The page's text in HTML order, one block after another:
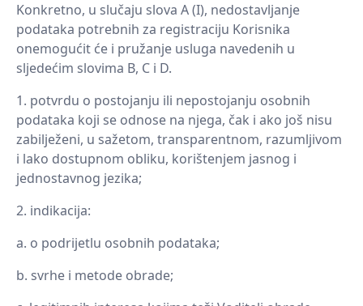
Konkretno, u slučaju slova A (I), nedostavljanje
podataka potrebnih za registraciju Korisnika
onemogućit će i pružanje usluga navedenih u
sljedećim slovima B, C i D.
potvrdu o postojanju ili nepostojanju osobnih
podataka koji se odnose na njega, čak i ako još nisu
zabilježeni, u sažetom, transparentnom, razumljivom
i lako dostupnom obliku, korištenjem jasnog i
jednostavnog jezika;
indikacija:
o podrijetlu osobnih podataka;
svrhe i metode obrade;